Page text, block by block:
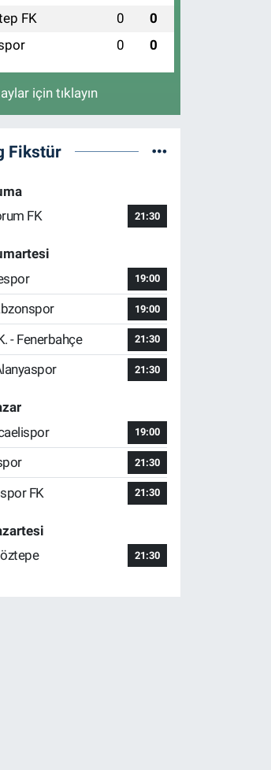
FK 0 0
0 0
için tıklayın
Fikstür
FK
21:30
19:00
19:00
- Fenerbahçe 21:30
21:30
19:00
21:30
FK 21:30
21:30